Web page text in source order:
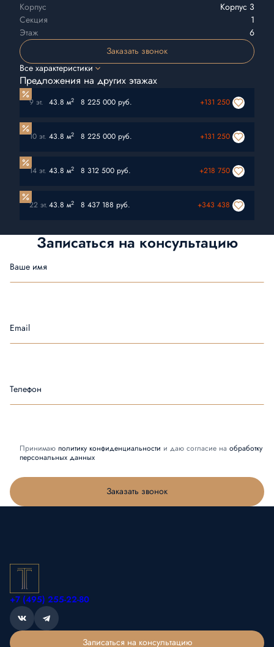
Корпус
Корпус 3
Секция
1
Этаж
6
Заказать звонок
Все характеристики
Предложения на других этажах
9 эт. 43.8 м2 8 225 000 руб. +131 250
10 эт. 43.8 м2 8 225 000 руб. +131 250
14 эт. 43.8 м2 8 312 500 руб. +218 750
22 эт.43.8 м2 8 437 188 руб. +343 438
Записаться на консультацию
Ваше имя
Email
Телефон
Принимаю политику конфиденциальности и даю согласие на обработку
персональных данных
Заказать звонок
+7 (495) 255-22-80
Записаться на консультацию